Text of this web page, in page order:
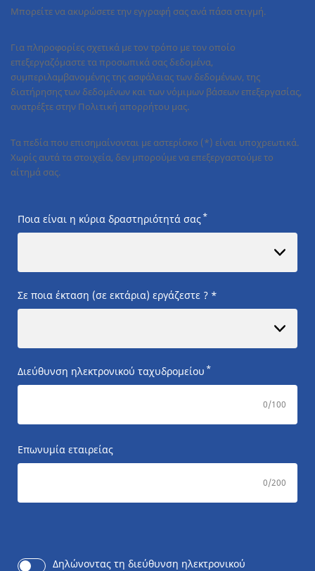
Μπορείτε να ακυρώσετε την εγγραφή σας ανά πάσα στιγμή.
Για πληροφορίες σχετικά με τον τρόπο με τον οποίο
επεξεργαζόμαστε τα προσωπικά σας δεδομένα,
συμπεριλαμβανομένης της ασφάλειας των δεδομένων, της
διατήρησης των δεδομένων και των νόμιμων βάσεων επεξεργασίας,
ανατρέξτε στην Πολιτική απορρήτου μας.
Τα πεδία που επισημαίνονται με αστερίσκο (*) είναι υποχρεωτικά.
Χωρίς αυτά τα στοιχεία, δεν μπορούμε να επεξεργαστούμε το
αίτημά σας.
Ποια είναι η κύρια δραστηριότητά σας*
Σε ποια έκταση (σε εκτάρια) εργάζεστε ? *
Διεύθυνση ηλεκτρονικού ταχυδρομείου *
0/100
Επωνυμία εταιρείας
0/200
Δηλώνοντας τη διεύθυνση ηλεκτρονικού